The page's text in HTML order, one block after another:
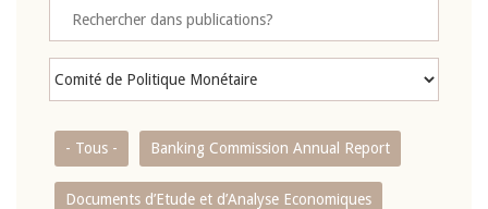
- Tous - Banking Commission Annual Report
Documents d’Etude et d’Analyse Economiques